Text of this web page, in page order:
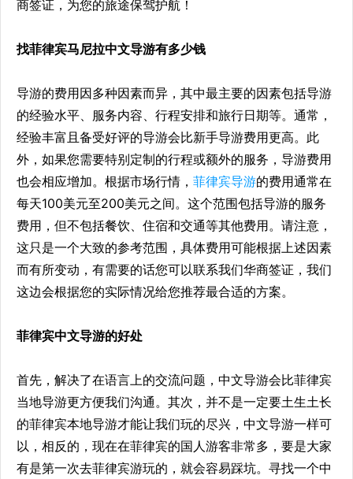
商签证，为您的旅途保驾护航！
找菲律宾马尼拉中文导游有多少钱
导游的费用因多种因素而异，其中最主要的因素包括导游
的经验水平、服务内容、行程安排和旅行日期等。通常，
经验丰富且备受好评的导游会比新手导游费用更高。此
外，如果您需要特别定制的行程或额外的服务，导游费用
也会相应增加。根据市场行情， 菲律宾导游的费用通常在
每天100美元至200美元之间。这个范围包括导游的服务
费用，但不包括餐饮、住宿和交通等其他费用。请注意，
这只是一个大致的参考范围，具体费用可能根据上述因素
而有所变动，有需要的话您可以联系我们华商签证，我们
这边会根据您的实际情况给您推荐最合适的方案。
菲律宾中文导游的好处
首先，解决了在语言上的交流问题，中文导游会比菲律宾
当地导游更方便我们沟通。其次，并不是一定要土生土长
的菲律宾本地导游才能让我们玩的尽兴，中文导游一样可
以，相反的，现在在菲律宾的国人游客非常多，要是大家
有是第一次去菲律宾游玩的，就会容易踩坑。寻找一个中